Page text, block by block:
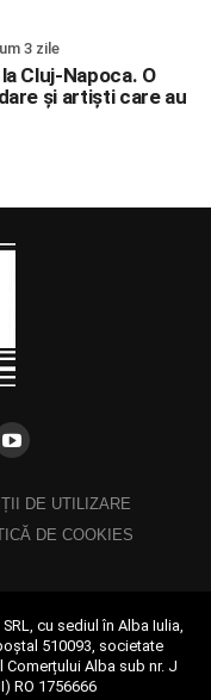
3 zile
Cluj-Napoca. O
și artiști care au
DE UTILIZARE
DE COOKIES
cu sediul în Alba Iulia,
510093, societate
Alba sub nr. J
RO 1756666